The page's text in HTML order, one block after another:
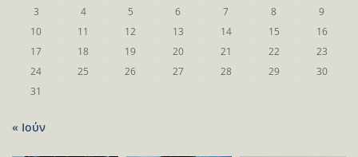
3
4 5 6 7 8
9
10
11 12 13 14 15
16
17
18 19 20 21 22
23
24
25 26 27 28 29
30
31
« Ιούν